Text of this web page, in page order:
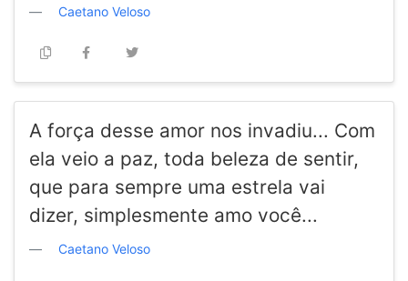
Caetano Veloso
A força desse amor nos invadiu... Com
ela veio a paz, toda beleza de sentir,
que para sempre uma estrela vai
dizer, simplesmente amo você...
Caetano Veloso